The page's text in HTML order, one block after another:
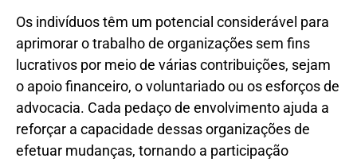
Os indivíduos têm um potencial considerável para
aprimorar o trabalho de organizações sem fins
lucrativos por meio de várias contribuições, sejam
o apoio financeiro, o voluntariado ou os esforços de
advocacia. Cada pedaço de envolvimento ajuda a
reforçar a capacidade dessas organizações de
efetuar mudanças, tornando a participação